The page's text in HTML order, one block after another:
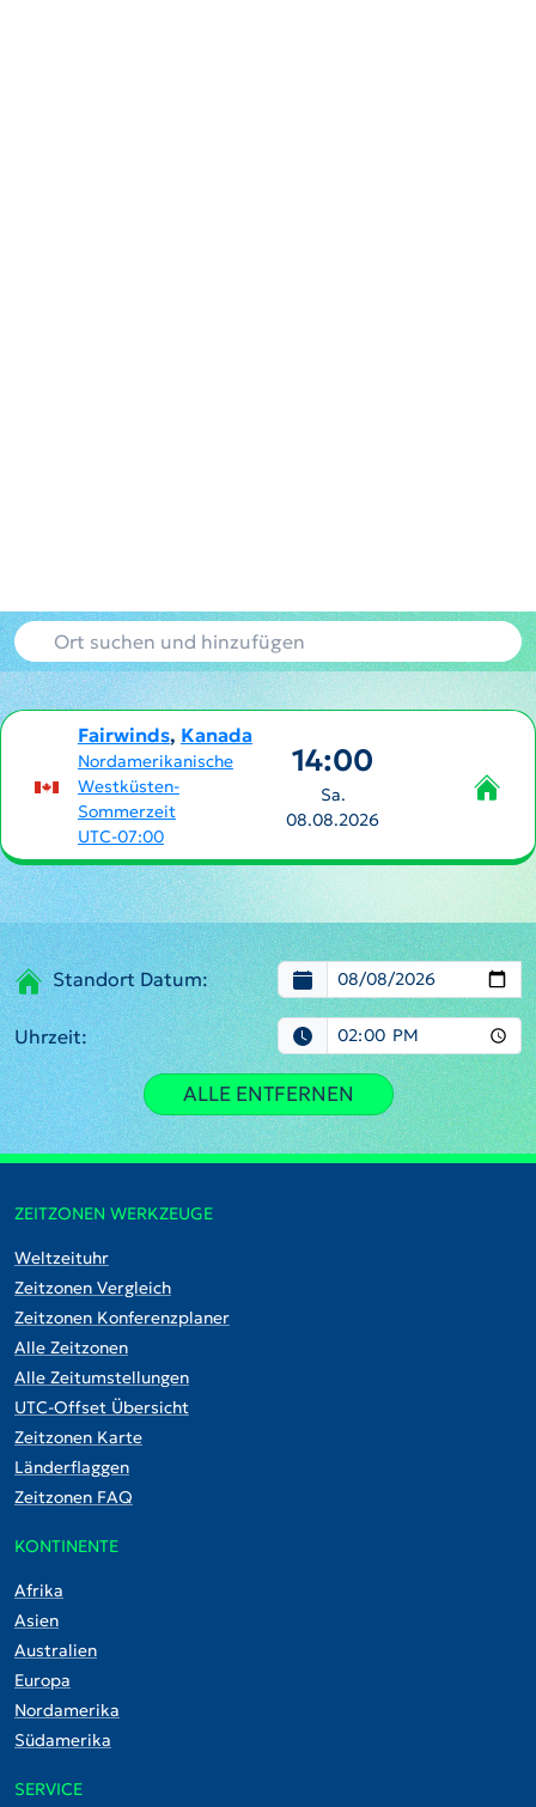
Fairwinds, Kanada
Nordamerikanische
Westküsten-
Sommerzeit
UTC-07:00
14:00
Sa.
08.08.2026
Standort Datum:
Uhrzeit:
ALLE ENTFERNEN
ZEITZONEN WERKZEUGE
Weltzeituhr
Zeitzonen Vergleich
Zeitzonen Konferenzplaner
Alle Zeitzonen
Alle Zeitumstellungen
UTC-Offset Übersicht
Zeitzonen Karte
Länderflaggen
Zeitzonen FAQ
KONTINENTE
Afrika
Asien
Australien
Europa
Nordamerika
Südamerika
SERVICE